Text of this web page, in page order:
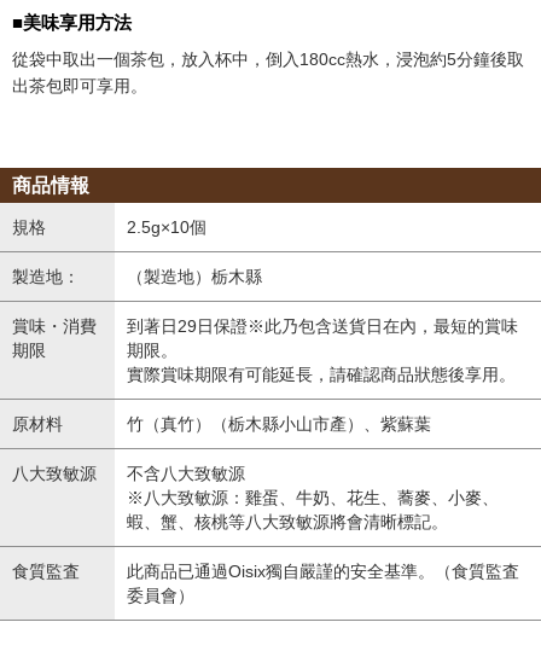
■美味享用方法
從袋中取出一個茶包，放入杯中，倒入180cc熱水，浸泡約5分鐘後取
出茶包即可享用。
商品情報
規格 2.5g×10個
製造地： （製造地）栃木縣
賞味・消費
期限
到著日29日保證※此乃包含送貨日在內，最短的賞味
期限。
實際賞味期限有可能延長，請確認商品狀態後享用。
原材料 竹（真竹）（栃木縣小山市產）、紫蘇葉
八大致敏源
不含八大致敏源
※八大致敏源：雞蛋、牛奶、花生、蕎麥、小麥、
蝦、蟹、核桃等八大致敏源將會清晰標記。
食質監査
此商品已通過Oisix獨自嚴謹的安全基準。（食質監査
委員會）